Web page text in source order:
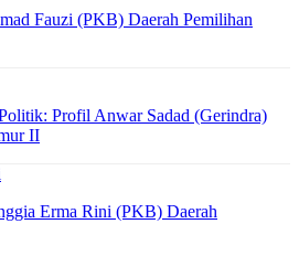
Fauzi (PKB) Daerah Pemilihan
Profil Anwar Sadad (Gerindra)
II
Erma Rini (PKB) Daerah